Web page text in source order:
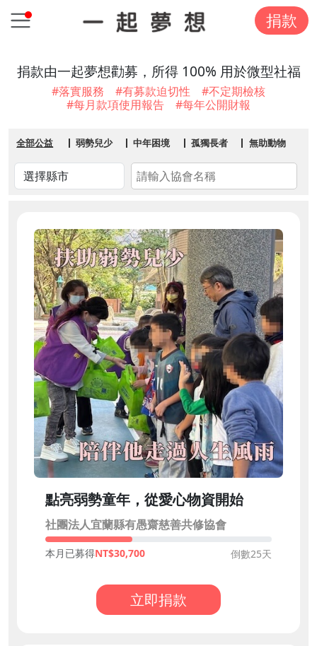
捐款
捐款由一起夢想勸募，所得 100% 用於微型社福
#落實服務 #有募款迫切性 #不定期檢核
#每月款項使用報告 #每年公開財報
全部公益 弱勢兒少 中年困境 孤獨長者 無助動物
點亮弱勢童年，從愛心物資開始
社團法人宜蘭縣有愚齋慈善共修協會
本月已募得 30,700 倒數25天
立即捐款